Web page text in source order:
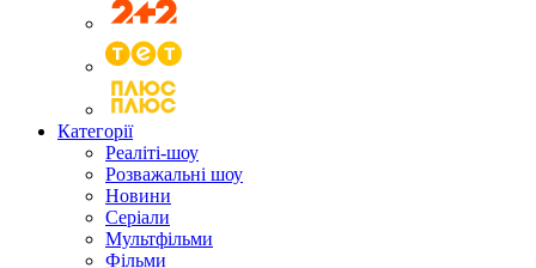
Категорії
Реаліті-шоу
Розважальні шоу
Новини
Серіали
Мультфільми
Фільми